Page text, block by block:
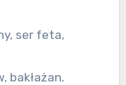
ser feta,
bakłażan.